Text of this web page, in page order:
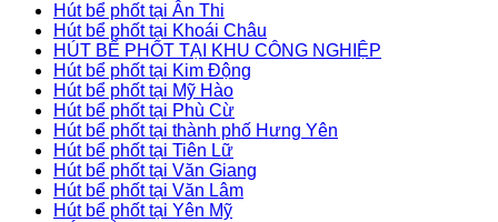
Hút bể phốt tại Ân Thi
Hút bể phốt tại Khoái Châu
HÚT BỂ PHỐT TẠI KHU CÔNG NGHIỆP
Hút bể phốt tại Kim Động
Hút bể phốt tại Mỹ Hào
Hút bể phốt tại Phù Cừ
Hút bể phốt tại thành phố Hưng Yên
Hút bể phốt tại Tiên Lữ
Hút bể phốt tại Văn Giang
Hút bể phốt tại Văn Lâm
Hút bể phốt tại Yên Mỹ